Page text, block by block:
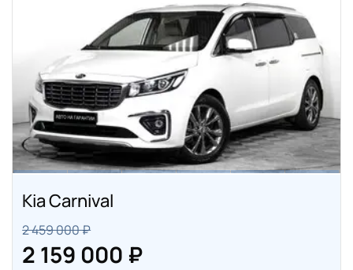
Kia Carnival
2 459 000 ₽
2 159 000 ₽